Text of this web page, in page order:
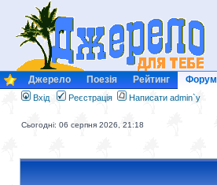
Джерело Поезія Рейтинг Форум
Вхід Реєстрація Написати admin`у
Сьогодні: 06 серпня 2026, 21:18